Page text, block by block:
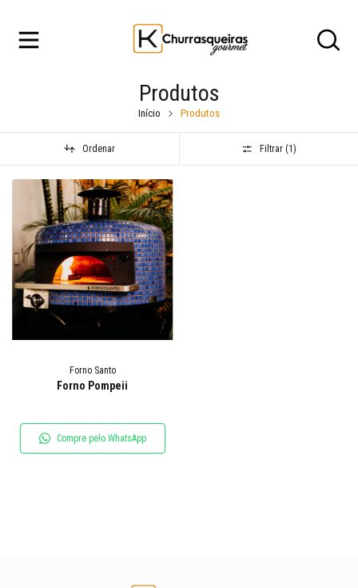
Produtos
Início Produtos
Ordenar Filtrar (1 )
Forno Santo
Forno Pompeii
Compre pelo WhatsApp